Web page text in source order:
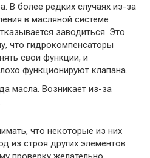
В более редких случаях из-за
в масляной системе
заводиться. Это
что гидрокомпенсаторы
свои функции, и
функционируют клапана.
масла. Возникает из-за
что некоторые из них
из строя других элементов